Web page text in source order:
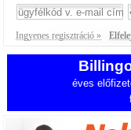
Ingyenes regisztráció »
éves